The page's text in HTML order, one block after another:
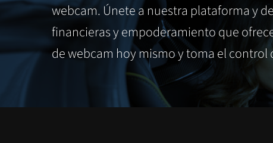
webcam. Únete a nuestra plataforma y
financieras y empoderamiento que
de webcam hoy mismo y toma el control